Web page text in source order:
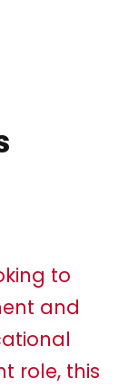
to
and
role, this